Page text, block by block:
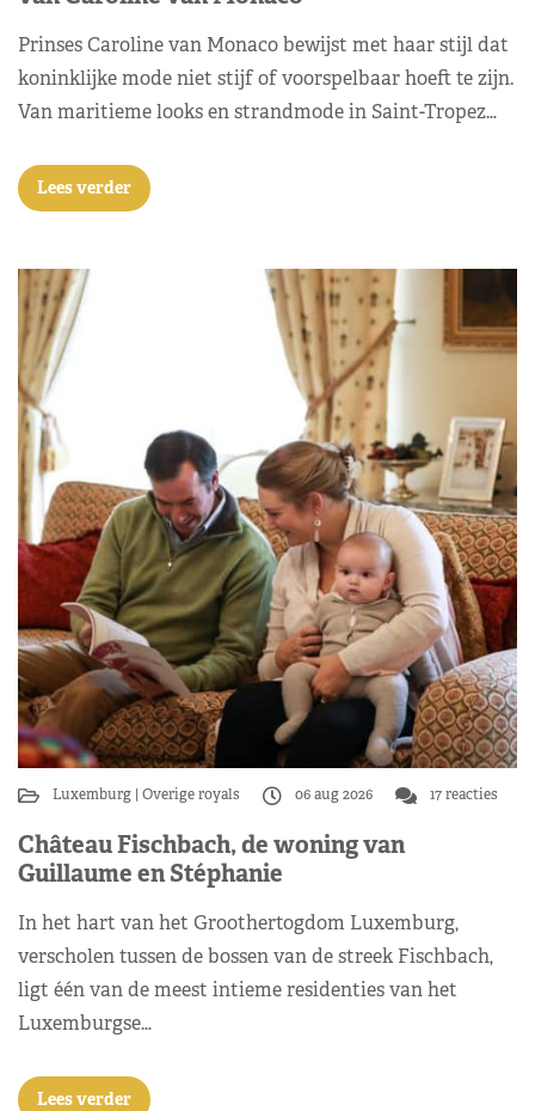
Prinses Caroline van Monaco bewijst met haar stijl dat
koninklijke mode niet stijf of voorspelbaar hoeft te zijn.
Van maritieme looks en strandmode in Saint-Tropez…
Lees verder
Luxemburg Overige royals 06 aug 2026 17 reacties
Château Fischbach, de woning van
Guillaume en Stéphanie
In het hart van het Groothertogdom Luxemburg,
verscholen tussen de bossen van de streek Fischbach,
ligt één van de meest intieme residenties van het
Luxemburgse…
Lees verder